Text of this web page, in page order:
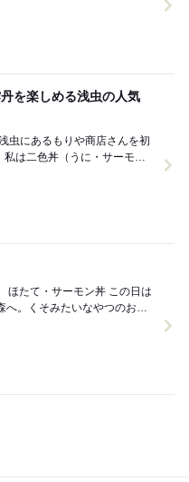
を楽しめる浅虫の人気
は二色丼（うに・サーモ
へ。くそみたいなやつのおか